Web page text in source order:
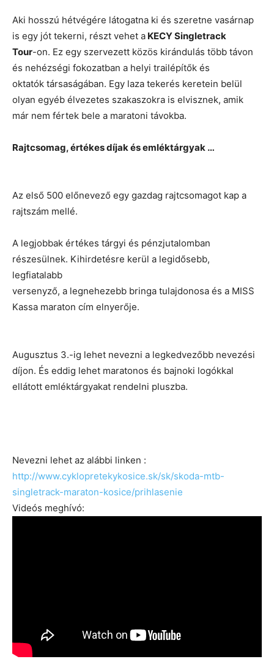
Aki hosszú hétvégére látogatna ki és szeretne vasárnap
is egy jót tekerni, részt vehet a KECY Singletrack
Tour-on. Ez egy szervezett közös kirándulás több távon
és nehézségi fokozatban a helyi trailépítők és
oktatók társaságában. Egy laza tekerés keretein belül
olyan egyéb élvezetes szakaszokra is elvisznek, amik
már nem fértek bele a maratoni távokba.
Rajtcsomag, értékes díjak és emléktárgyak …
Az első 500 előnevező egy gazdag rajtcsomagot kap a
rajtszám mellé.
A legjobbak értékes tárgyi és pénzjutalomban
részesülnek. Kihirdetésre kerül a legidősebb,
legfiatalabb
versenyző, a legnehezebb bringa tulajdonosa és a MISS
Kassa maraton cím elnyerője.
Augusztus 3.-ig lehet nevezni a legkedvezőbb nevezési
díjon. És eddig lehet maratonos és bajnoki logókkal
ellátott emléktárgyakat rendelni pluszba.
Nevezni lehet az alábbi linken :
http://www.cyklopretekykosice.sk/sk/skoda-mtb-
singletrack-maraton-kosice/prihlasenie
Videós meghívó: